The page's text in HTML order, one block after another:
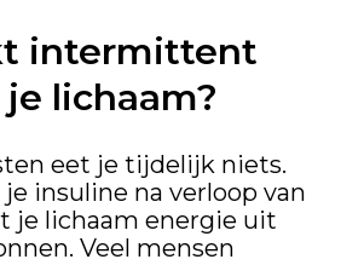
intermittent
lichaam?
eet je tijdelijk niets.
insuline na verloop van
je lichaam energie uit
Veel mensen